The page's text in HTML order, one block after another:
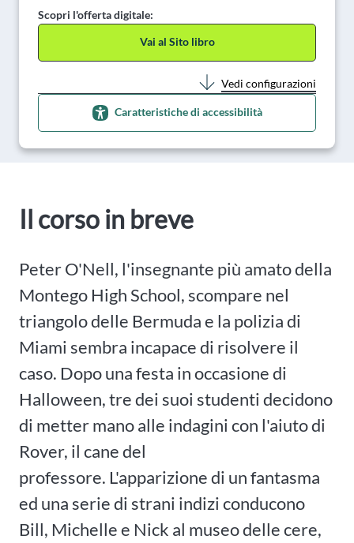
Scopri l'offerta digitale:
Vai al Sito libro
Vedi configurazioni
Caratteristiche di accessibilità
Il corso in breve
Peter O'Nell, l'insegnante più amato della
Montego High School, scompare nel
triangolo delle Bermuda e la polizia di
Miami sembra incapace di risolvere il
caso. Dopo una festa in occasione di
Halloween, tre dei suoi studenti decidono
di metter mano alle indagini con l'aiuto di
Rover, il cane del
professore. L'apparizione di un fantasma
ed una serie di strani indizi conducono
Bill, Michelle e Nick al museo delle cere,